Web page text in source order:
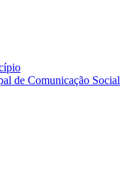
de Comunicação Social